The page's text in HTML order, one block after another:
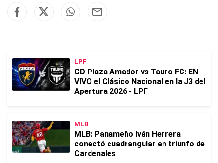
LPF
CD Plaza Amador vs Tauro FC: EN
VIVO el Clásico Nacional en la J3 del
Apertura 2026 - LPF
MLB
MLB: Panameño Iván Herrera
conectó cuadrangular en triunfo de
Cardenales